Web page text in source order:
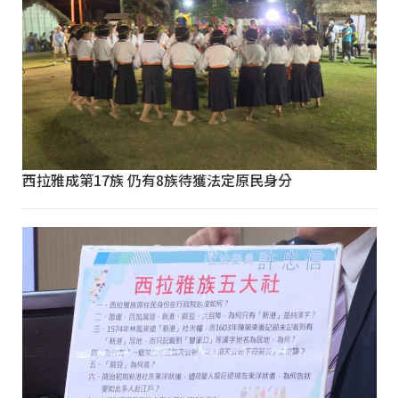
西拉雅成第17族 仍有8族待獲法定原民身分